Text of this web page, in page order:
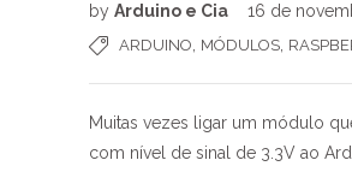
by Arduino e Cia 16 de
ARDUINO MÓDULOS
Muitas vezes ligar um módulo
com nível de sinal de 3.3V ao